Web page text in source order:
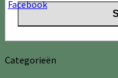
Categorieën